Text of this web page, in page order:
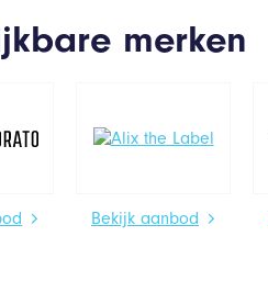
merken
Bekijk aanbod